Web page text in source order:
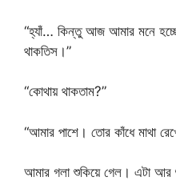
“হ্যাঁ… কিন্তু আজ আমার মনে
থাকতিস।”
“কোথায় থাকতাম?”
“আমার পাশে। তোর কাঁধে মাথা
আমার গলা শুকিয়ে গেল। এটা আর